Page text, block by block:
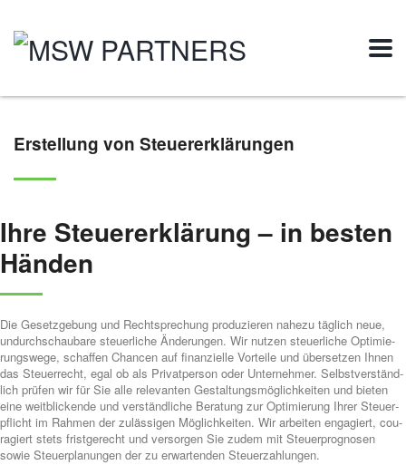
Erstellung von Steuererklärungen
Ihre Steu­er­erklä­rung – in bes­ten
Hän­den
Die Gesetz­ge­bung und Recht­spre­chung pro­du­zie­ren nahe­zu täg­lich neue,
undurch­schau­ba­re steu­er­li­che Ände­run­gen. Wir nut­zen steu­er­li­che Opti­mie­
rungs­we­ge, schaf­fen Chan­cen auf finan­zi­el­le Vor­tei­le und über­set­zen Ihnen
das Steu­er­recht, egal ob als Pri­vat­per­son oder Unter­neh­mer. Selbst­ver­ständ­
lich prü­fen wir für Sie alle rele­van­ten Gestal­tungs­mög­lich­kei­ten und bie­ten
eine weit­bli­cken­de und ver­ständ­li­che Bera­tung zur Opti­mie­rung Ihrer Steu­er­
pflicht im Rah­men der zuläs­si­gen Mög­lich­kei­ten. Wir arbei­ten enga­giert, cou­
ra­giert stets frist­ge­recht und ver­sor­gen Sie zudem mit Steu­er­pro­gno­sen
sowie Steu­er­pla­nun­gen der zu erwar­ten­den Steu­er­zah­lun­gen.